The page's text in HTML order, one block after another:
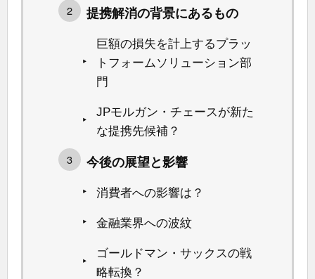
提携解消の背景にあるもの
巨額の損失を計上するプラッ
トフォームソリューション部
門
JPモルガン・チェースが新た
な提携先候補？
今後の展望と影響
消費者への影響は？
金融業界への波紋
ゴールドマン・サックスの戦
略転換？